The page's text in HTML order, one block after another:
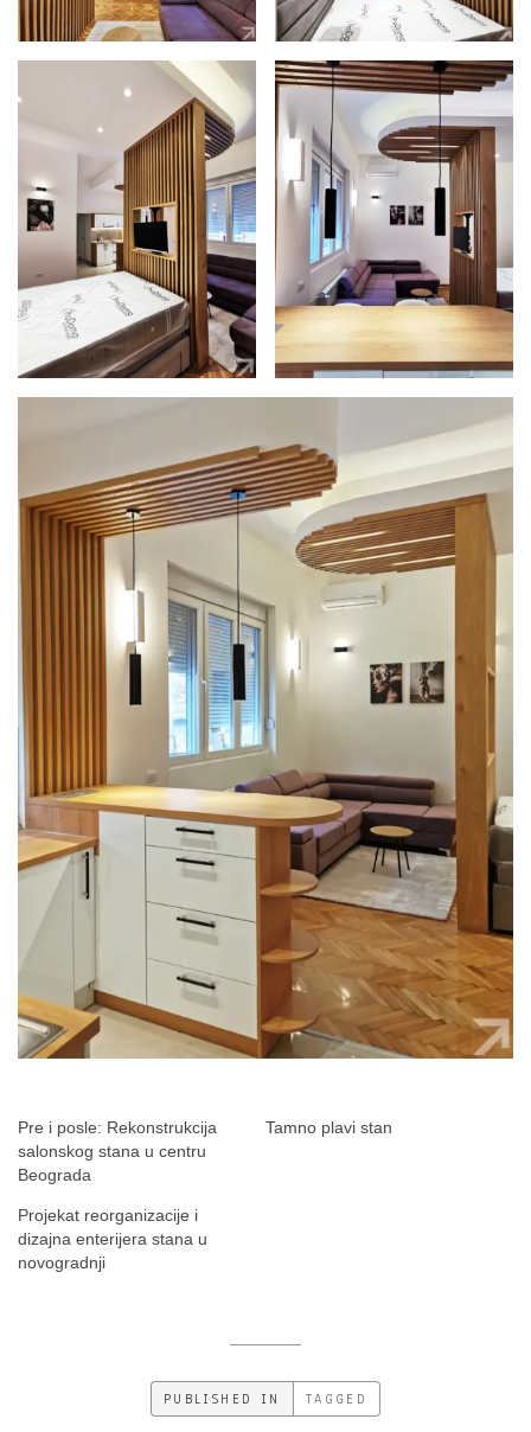
Pre i posle: Rekonstrukcija
salonskog stana u centru
Beograda
Tamno plavi stan
Projekat reorganizacije i
dizajna enterijera stana u
novogradnji
PUBLISHED IN TAGGED